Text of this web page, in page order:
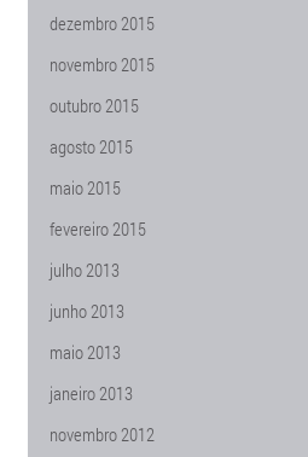
dezembro 2015
novembro 2015
outubro 2015
agosto 2015
maio 2015
fevereiro 2015
julho 2013
junho 2013
maio 2013
janeiro 2013
novembro 2012